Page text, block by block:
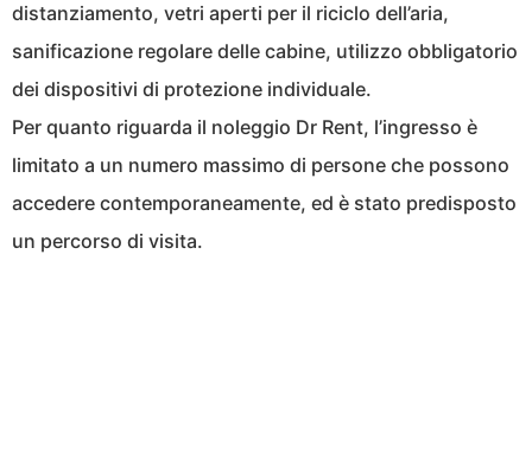
distanziamento, vetri aperti per il riciclo dell’aria,
sanificazione regolare delle cabine, utilizzo obbligatorio
dei dispositivi di protezione individuale.
Per quanto riguarda il noleggio Dr Rent, l’ingresso è
limitato a un numero massimo di persone che possono
accedere contemporaneamente, ed è stato predisposto
un percorso di visita.